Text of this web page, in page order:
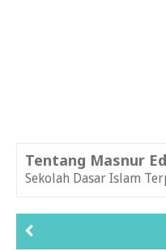
Tentang Masnur
Sekolah Dasar Islam